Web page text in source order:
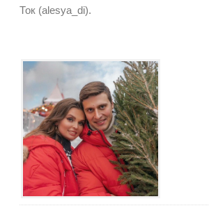
Ток (alesya_di).